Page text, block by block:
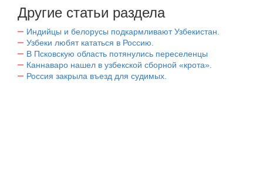
Другие статьи раздела
Индийцы и белорусы подкармливают Узбекистан.
Узбеки любят кататься в Россию.
В Псковскую область потянулись переселенцы
Каннаваро нашел в узбекской сборной «крота».
Россия закрыла въезд для судимых.